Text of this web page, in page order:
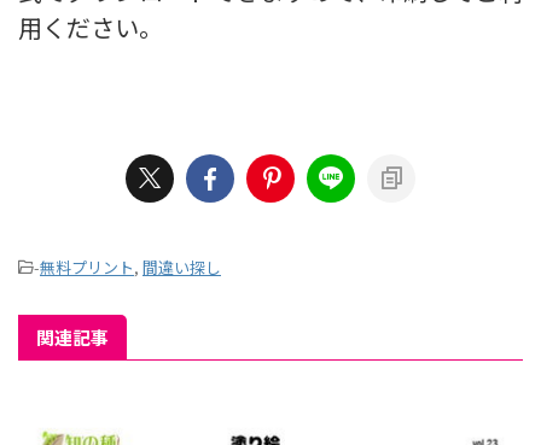
用ください。
-無料プリント, 間違い探し
関連記事